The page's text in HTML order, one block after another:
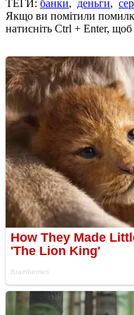
ТЕГИ: банки, деньги,
Якщо ви помітили
натисніть Ctrl + Enter,